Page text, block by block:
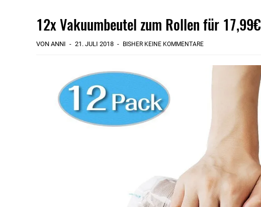
12x Vakuumbeutel zum Rollen für 17,99€
VON ANNI 21. JULI 2018 BISHER KEINE KOMMENTARE